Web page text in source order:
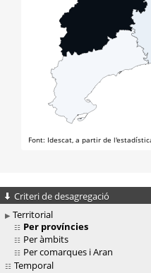
Criteri de desagregació
Territorial
Per províncies
Per àmbits
Per comarques i Aran
Temporal